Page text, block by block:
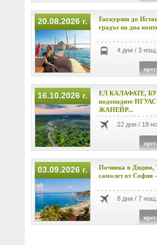
20.08.2026 г.
Екскурзия до
градът на два
4 дни / 3 нощ.
16.10.2026 г.
ЕЛ КАЛАФАТЕ,
водопадите
ЖАНЕЙР...
22 дни / 19
03.09.2026 г.
Почивка в Дидим,
самолет от София
8 дни / 7 нощ.